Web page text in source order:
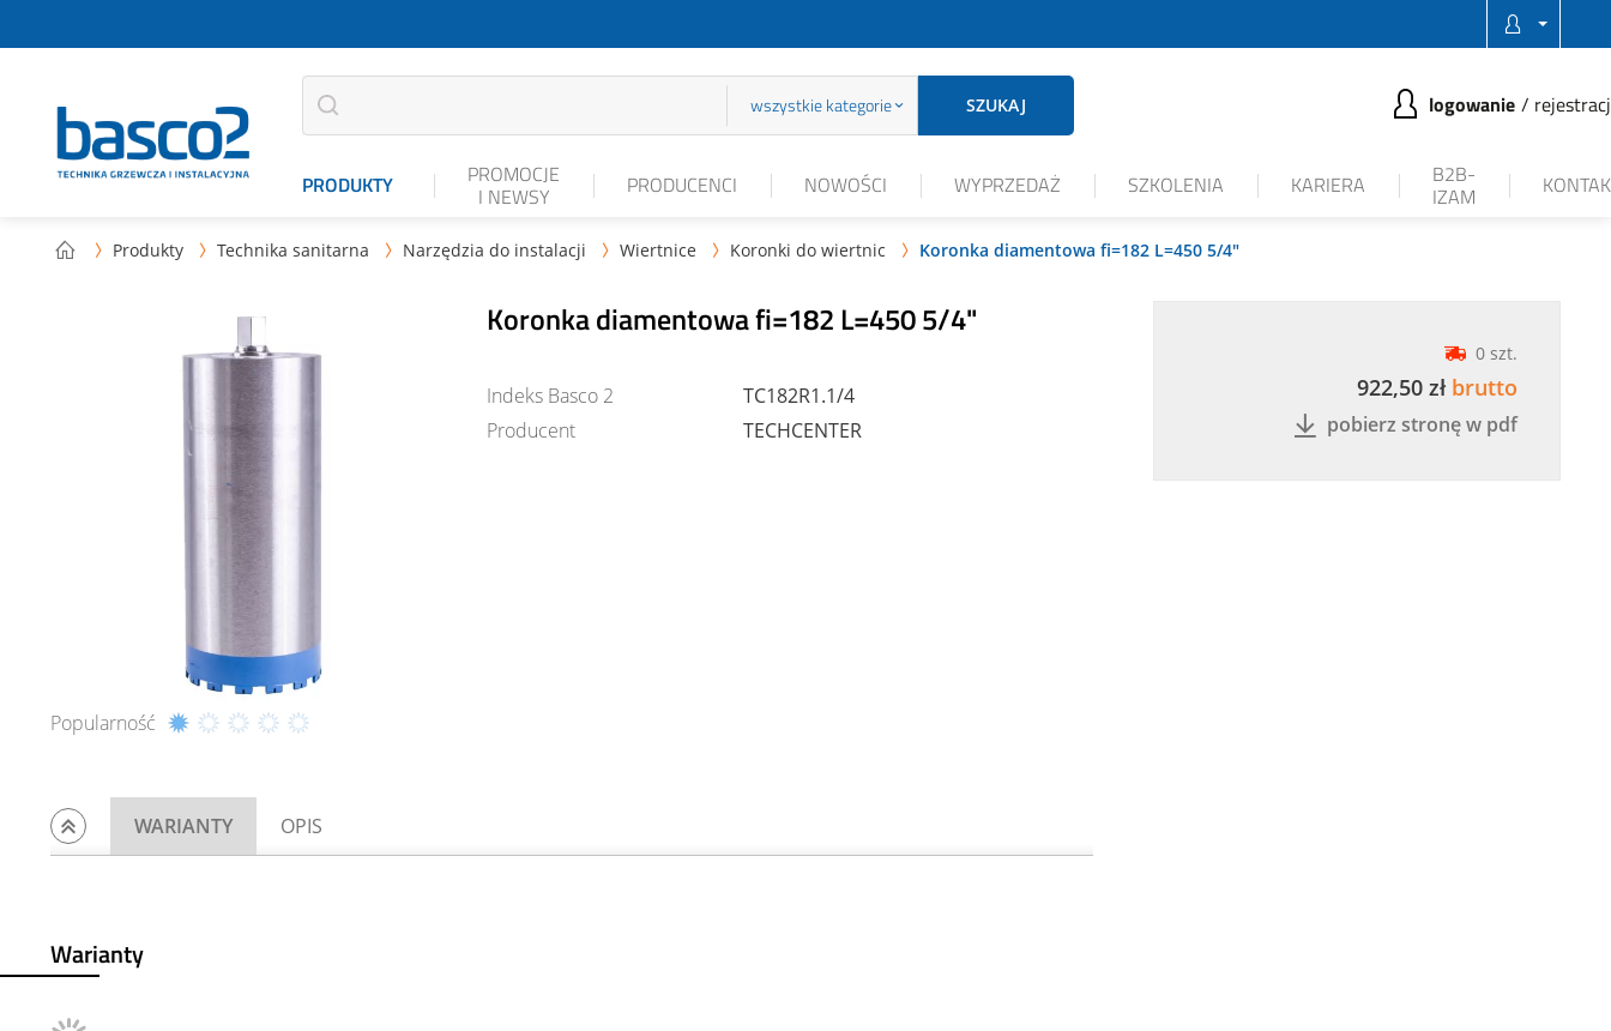
wszystkie kategorie SZUKAJ logowanie
PRODUKTY PROMOCJE
I NEWSY PRODUCENCI NOWOŚCI WYPRZEDAŻ SZKOLENIA KARIERA B2B-
IZAM
 Produkty  Technika sanitarna  Narzędzia do instalacji  Wiertnice  Koronki do wiertnic  Koronka diamentowa fi=182 L=450 5/4"
Popularność
Koronka diamentowa fi=182 L=450 5/4"
Indeks Basco 2
TC182R1.1/4
Producent
TECHCENTER
0 szt.
922,50 zł brutto
pobierz stronę w pdf
WARIANTY OPIS
Warianty